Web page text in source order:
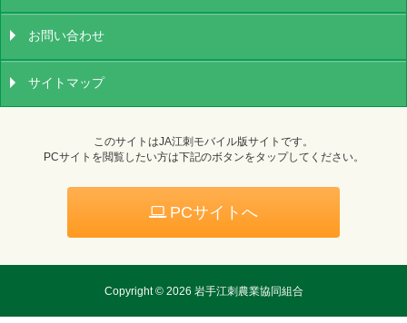
お問い合わせ
サイトマップ
このサイトはJA江刺モバイル版サイトです。
PCサイトを閲覧したい方は下記のボタンをタップしてください。
PCサイトへ
Copyright © 2026 岩手江刺農業協同組合